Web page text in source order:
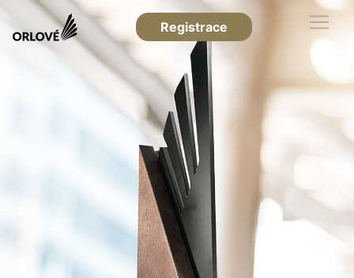
Registrace